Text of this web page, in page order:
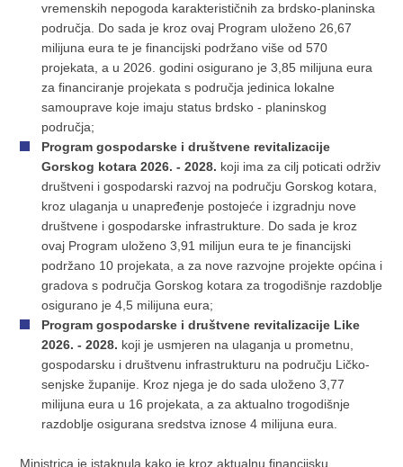
vremenskih nepogoda karakterističnih za brdsko-planinska
područja. Do sada je kroz ovaj Program uloženo 26,67
milijuna eura te je financijski podržano više od 570
projekata, a u 2026. godini osigurano je 3,85 milijuna eura
za financiranje projekata s područja jedinica lokalne
samouprave koje imaju status brdsko - planinskog
područja;
Program gospodarske i društvene revitalizacije
Gorskog kotara 2026. - 2028. koji ima za cilj poticati održiv
društveni i gospodarski razvoj na području Gorskog kotara,
kroz ulaganja u unapređenje postojeće i izgradnju nove
društvene i gospodarske infrastrukture. Do sada je kroz
ovaj Program uloženo 3,91 milijun eura te je financijski
podržano 10 projekata, a za nove razvojne projekte općina i
gradova s područja Gorskog kotara za trogodišnje razdoblje
osigurano je 4,5 milijuna eura;
Program gospodarske i društvene revitalizacije Like
2026. - 2028. koji je usmjeren na ulaganja u prometnu,
gospodarsku i društvenu infrastrukturu na području Ličko-
senjske županije. Kroz njega je do sada uloženo 3,77
milijuna eura u 16 projekata, a za aktualno trogodišnje
razdoblje osigurana sredstva iznose 4 milijuna eura.
Ministrica je istaknula kako je kroz aktualnu financijsku